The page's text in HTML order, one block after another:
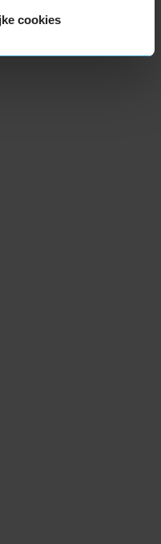
cookies